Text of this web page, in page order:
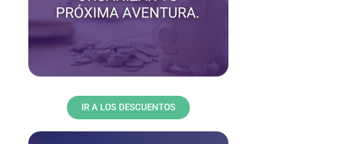
IR A LOS DESCUENTOS